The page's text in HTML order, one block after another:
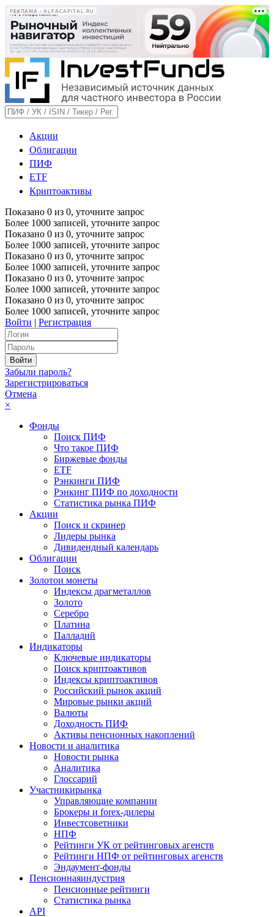
РЕКЛАМА • ALFACAPITAL.RU
Акции
Облигации
ПИФ
ETF
Криптоактивы
Показано 0 из 0, уточните запрос
Более 1000 записей, уточните запрос
Показано 0 из 0, уточните запрос
Более 1000 записей, уточните запрос
Показано 0 из 0, уточните запрос
Более 1000 записей, уточните запрос
Показано 0 из 0, уточните запрос
Более 1000 записей, уточните запрос
Показано 0 из 0, уточните запрос
Более 1000 записей, уточните запрос
Войти | Регистрация
Забыли пароль?
Зарегистрироваться
Отмена
×
Фонды
Поиск ПИФ
Что такое ПИФ
Биржевые фонды
ETF
Рэнкинги ПИФ
Рэнкинг ПИФ по доходности
Статистика рынка ПИФ
Акции
Поиск и скринер
Лидеры рынка
Дивидендный календарь
Облигации
Поиск
Золотои монеты
Индексы драгметаллов
Золото
Серебро
Платина
Палладий
Индикаторы
Ключевые индикаторы
Поиск криптоактивов
Индексы криптоактивов
Российский рынок акций
Мировые рынки акций
Валюты
Доходность ПИФ
Активы пенсионных накоплений
Новости и аналитика
Новости рынка
Аналитика
Глоссарий
Участникирынка
Управляющие компании
Брокеры и forex-дилеры
Инвестсоветники
НПФ
Рейтинги УК от рейтинговых агенств
Рейтинги НПФ от рейтинговых агенств
Эндаумент-фонды
Пенсионнаяиндустрия
Пенсионные рейтинги
Статистика рынка
API